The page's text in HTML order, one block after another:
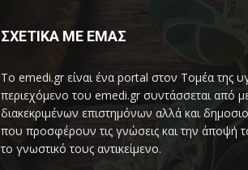
ΣΧΕΤΙΚΑ ΜΕ ΕΜΑΣ
Το emedi.gr είναι ένα portal στον Τομέα της
περιεχόμενο του emedi.gr συντάσσεται από
διακεκριμένων επιστημόνων αλλά και
που προσφέρουν τις γνώσεις και την άποψή
το γνωστικό τους αντικείμενο.